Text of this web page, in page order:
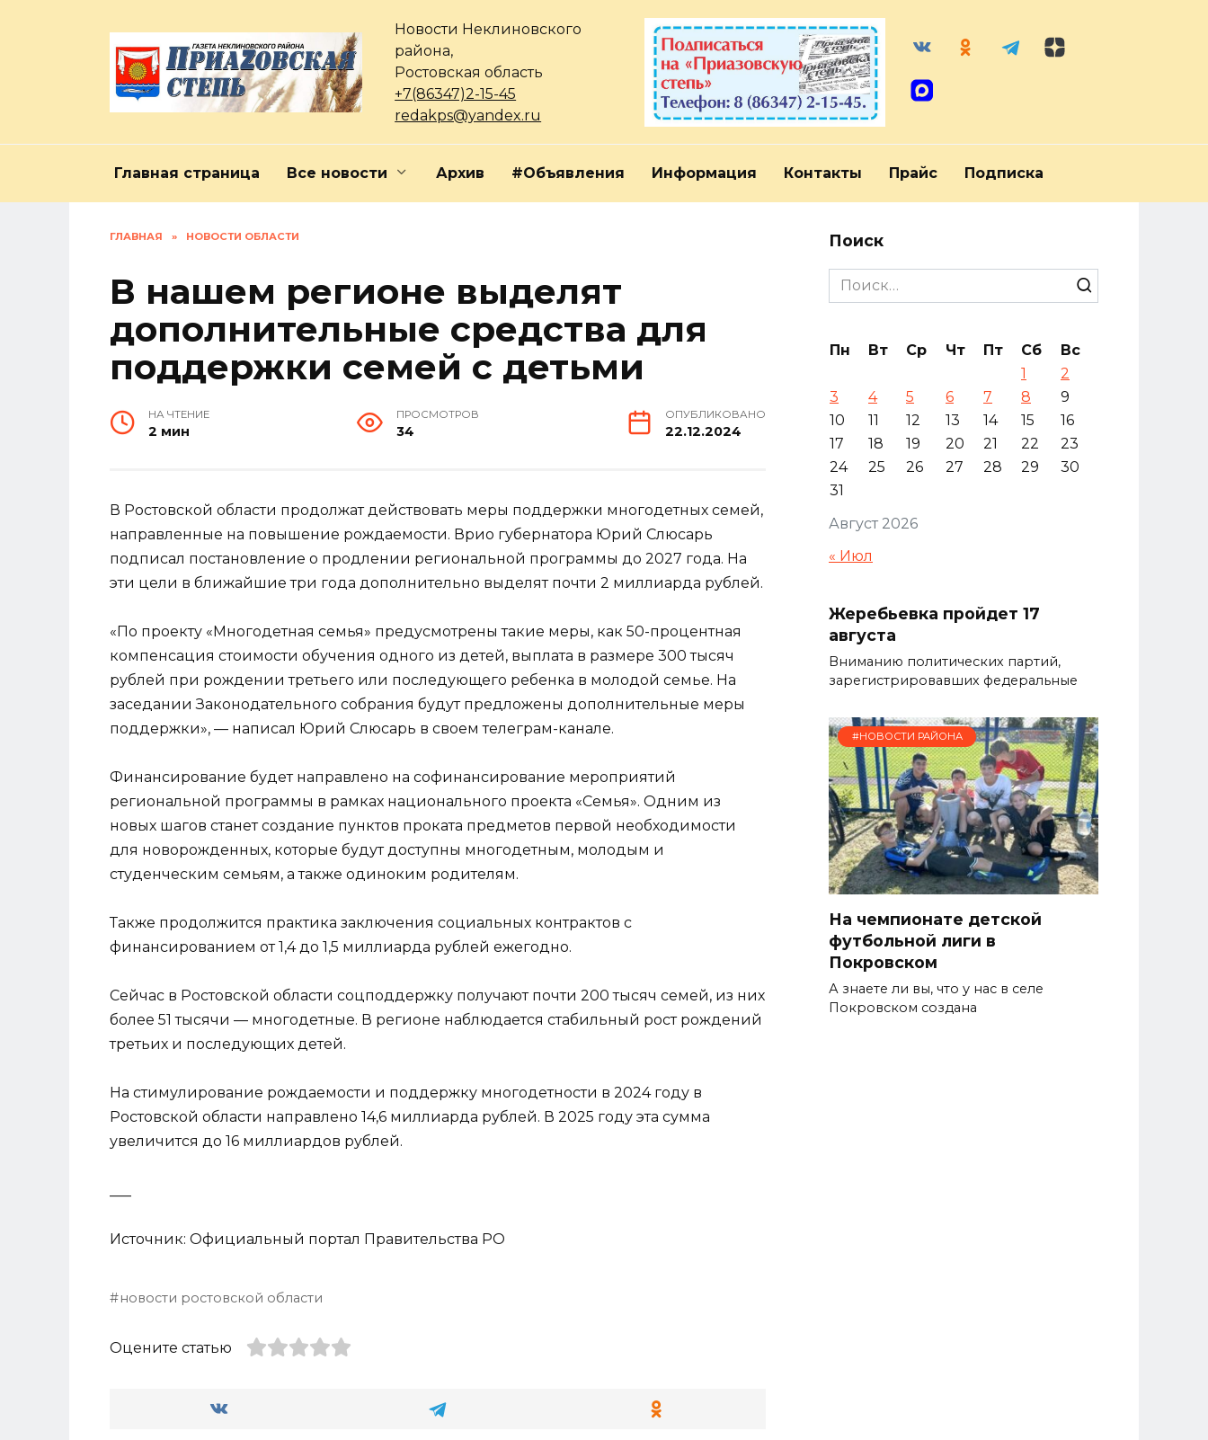
Новости Неклиновского
района,
Ростовская область
+7(86347)2-15-45
redakps@yandex.ru
Главная страница Все новости Архив #Объявления Информация Контакты Прайс Подписка
ГЛАВНАЯ » НОВОСТИ ОБЛАСТИ
В нашем регионе выделят
дополнительные средства для
поддержки семей с детьми
НА ЧТЕНИЕ
2 мин
ПРОСМОТРОВ
34
ОПУБЛИКОВАНО
22.12.2024
В Ростовской области продолжат действовать меры поддержки многодетных семей,
направленные на повышение рождаемости. Врио губернатора Юрий Слюсарь
подписал постановление о продлении региональной программы до 2027 года. На
эти цели в ближайшие три года дополнительно выделят почти 2 миллиарда рублей.
«По проекту «Многодетная семья» предусмотрены такие меры, как 50-процентная
компенсация стоимости обучения одного из детей, выплата в размере 300 тысяч
рублей при рождении третьего или последующего ребенка в молодой семье. На
заседании Законодательного собрания будут предложены дополнительные меры
поддержки», — написал Юрий Слюсарь в своем телеграм-канале.
Финансирование будет направлено на софинансирование мероприятий
региональной программы в рамках национального проекта «Семья». Одним из
новых шагов станет создание пунктов проката предметов первой необходимости
для новорожденных, которые будут доступны многодетным, молодым и
студенческим семьям, а также одиноким родителям.
Также продолжится практика заключения социальных контрактов с
финансированием от 1,4 до 1,5 миллиарда рублей ежегодно.
Сейчас в Ростовской области соцподдержку получают почти 200 тысяч семей, из них
более 51 тысячи — многодетные. В регионе наблюдается стабильный рост рождений
третьих и последующих детей.
На стимулирование рождаемости и поддержку многодетности в 2024 году в
Ростовской области направлено 14,6 миллиарда рублей. В 2025 году эта сумма
увеличится до 16 миллиардов рублей.
Источник: Официальный портал Правительства РО
новости ростовской области
Оцените статью
Поиск
Search
for:
Август 2026
Пн Вт Ср Чт Пт Сб
Вс
1
2
3
4 5 6 7 8
9
10
11 12 13 14 15
16
17
18 19 20 21 22
23
24
25 26 27 28 29
30
31
« Июл
Жеребьевка пройдет 17
августа
Вниманию политических партий,
зарегистрировавших федеральные
#НОВОСТИ РАЙОНА
На чемпионате детской
футбольной лиги в
Покровском
А знаете ли вы, что у нас в селе
Покровском создана